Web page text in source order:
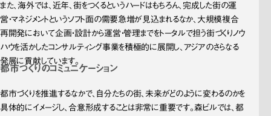
また、海外では、近年、街をつくるというハードはもちろん、完成した街の運
営・マネジメントというソフト面の需要急増が見込まれるなか、大規模複合
再開発において企画・設計から運営・管理までをトータルで担う街づくりノウ
ハウを活かしたコンサルティング事業を積極的に展開し、アジアのさらなる
発展に貢献しています。
都市づくりのコミュニケーション
都市づくりを推進するなかで、自分たちの街、未来がどのように変わるのかを
具体的にイメージし、合意形成することは非常に重要です。森ビルでは、都